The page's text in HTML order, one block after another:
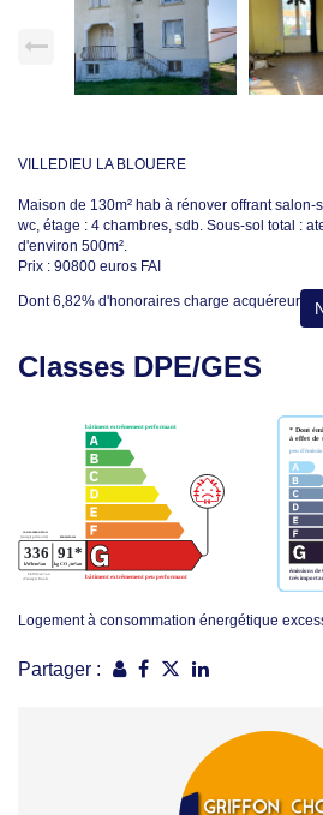
VILLEDIEU LA BLOUERE
Maison de 130m² hab à rénover offrant
wc, étage : 4 chambres, sdb. Sous-sol total :
d'environ 500m².
Prix : 90800 euros FAI
Dont 6,82% d'honoraires charge acquéreur
Classes DPE/GES
Logement à consommation énergétique
Partager :